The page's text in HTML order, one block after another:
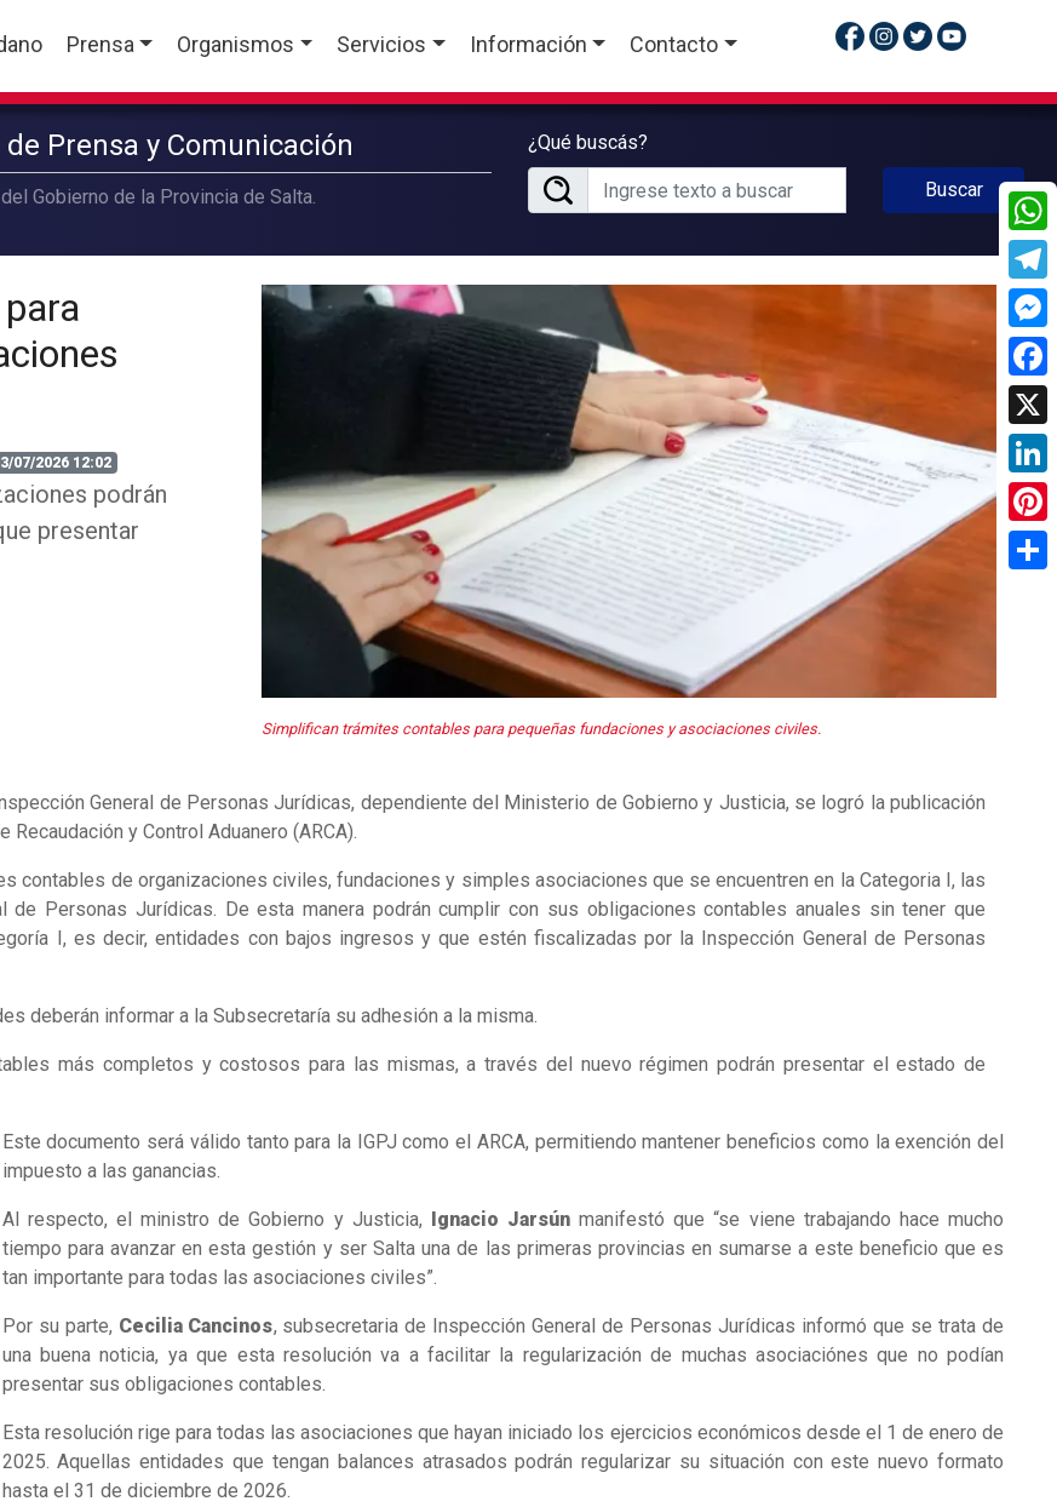
Prensa Organismos Servicios Información Contacto
Prensa y Comunicación
Gobierno de la Provincia de Salta.
¿Qué buscás?
Buscar
07/2026 12:02
podrán
presentar
Simplifican trámites contables para pequeñas fundaciones y asociaciones civiles.
General de Personas Jurídicas, dependiente del Ministerio de Gobierno y Justicia, se logró la publicación
y Control Aduanero (ARCA).
contables de organizaciones civiles, fundaciones y simples asociaciones que se encuentren en la Categoria I, las
Personas Jurídicas. De esta manera podrán cumplir con sus obligaciones contables anuales sin tener que
I, es decir, entidades con bajos ingresos y que estén fiscalizadas por la Inspección General de Personas
deberán informar a la Subsecretaría su adhesión a la misma.
más completos y costosos para las mismas, a través del nuevo régimen podrán presentar el estado de
Este documento será válido tanto para la IGPJ como el ARCA, permitiendo mantener beneficios como la exención del
impuesto a las ganancias.
Al respecto, el ministro de Gobierno y Justicia, Ignacio Jarsún manifestó que “se viene trabajando hace mucho
tiempo para avanzar en esta gestión y ser Salta una de las primeras provincias en sumarse a este beneficio que es
tan importante para todas las asociaciones civiles”.
Por su parte, Cecilia Cancinos, subsecretaria de Inspección General de Personas Jurídicas informó que se trata de
una buena noticia, ya que esta resolución va a facilitar la regularización de muchas asociaciónes que no podían
presentar sus obligaciones contables.
Esta resolución rige para todas las asociaciones que hayan iniciado los ejercicios económicos desde el 1 de enero de
2025. Aquellas entidades que tengan balances atrasados podrán regularizar su situación con este nuevo formato
hasta el 31 de diciembre de 2026.
X